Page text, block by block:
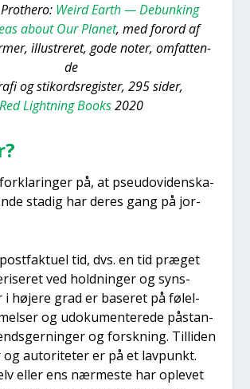
Weird Earth — Debunking
about Our Pla­net, med for­ord af
illu­stre­ret, gode noter, omfat­ten­
de
og sti­kord­s­re­gi­ster, 295 sider,
Red Ligh­t­ning Books2020
på, at pseu­d­ovi­den­ska­
sta­dig har deres gang på jor­
tid, dvs. en tid præ­get
ved hold­nin­ger og syns­
i høje­re grad er base­ret på følel­
og udo­ku­men­te­re­de påstan­
og forsk­ning. Til­li­den
auto­ri­te­ter er på et lav­punkt.
eller ens nær­me­ste har ople­vet